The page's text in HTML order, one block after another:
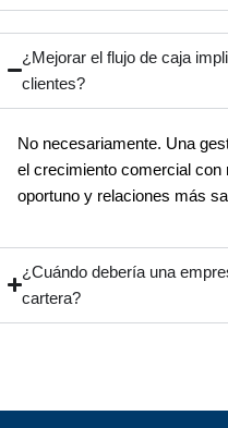
¿Mejorar el flujo de caja
clientes?
No necesariamente. Una
el crecimiento comercial con
oportuno y relaciones más
¿Cuándo debería una
cartera?